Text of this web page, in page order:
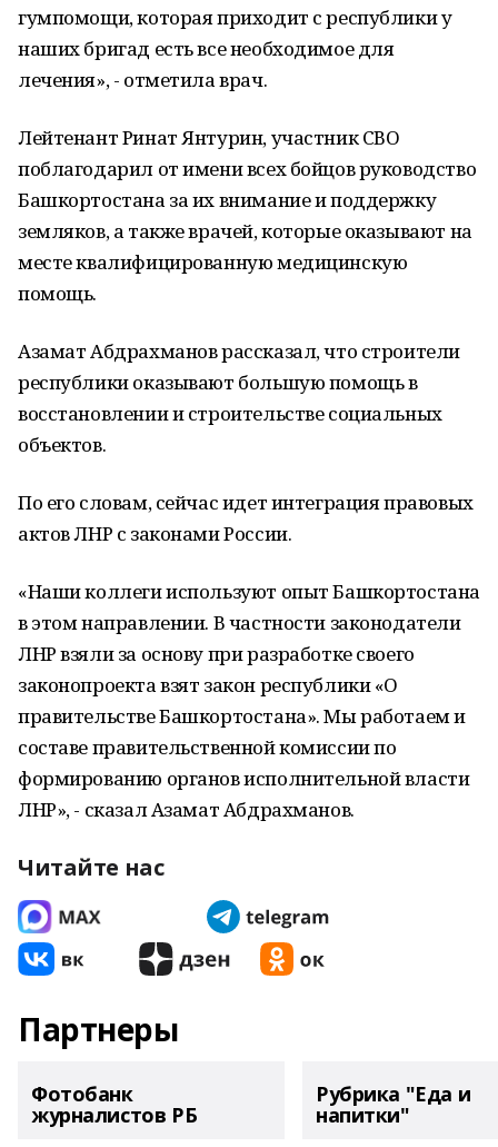
гумпомощи, которая приходит с республики у
наших бригад есть все необходимое для
лечения», - отметила врач.
Лейтенант Ринат Янтурин, участник СВО
поблагодарил от имени всех бойцов руководство
Башкортостана за их внимание и поддержку
земляков, а также врачей, которые оказывают на
месте квалифицированную медицинскую
помощь.
Азамат Абдрахманов рассказал, что строители
республики оказывают большую помощь в
восстановлении и строительстве социальных
объектов.
По его словам, сейчас идет интеграция правовых
актов ЛНР с законами России.
«Наши коллеги используют опыт Башкортостана
в этом направлении. В частности законодатели
ЛНР взяли за основу при разработке своего
законопроекта взят закон республики «О
правительстве Башкортостана». Мы работаем и
составе правительственной комиссии по
формированию органов исполнительной власти
ЛНР», - сказал Азамат Абдрахманов.
Читайте нас
Партнеры
Фотобанк
журналистов РБ
Рубрика "Еда и
напитки"